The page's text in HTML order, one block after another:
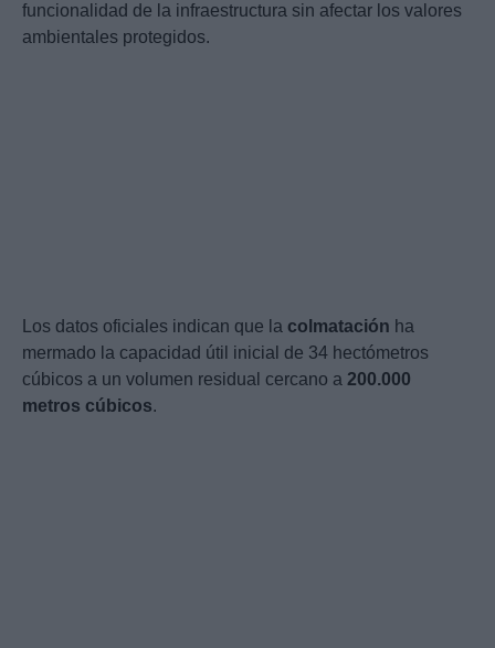
funcionalidad de la infraestructura sin afectar los valores
ambientales protegidos.
Los datos oficiales indican que la colmatación ha
mermado la capacidad útil inicial de 34 hectómetros
cúbicos a un volumen residual cercano a 200.000
metros cúbicos.